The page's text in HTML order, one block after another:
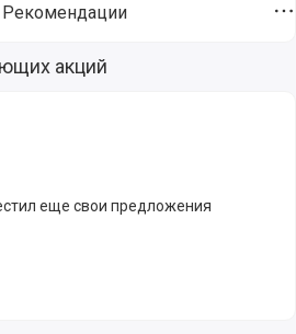
Рекомендации
и сервисы от компании
акций
еще свои предложения